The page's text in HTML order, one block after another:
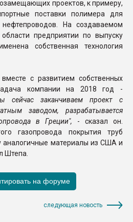
проектов, к примеру,
поставки полимера для
На создаваемом
предприятии по выпуску
собственная технология
с развитием собственных
компании на 2018 год -
сейчас заканчиваем проект с
заводом, разрабатывается
в Греции", - сказал он.
газопровода покрытия труб
аналогичные материалы из США и
Штепа.
следующая новость